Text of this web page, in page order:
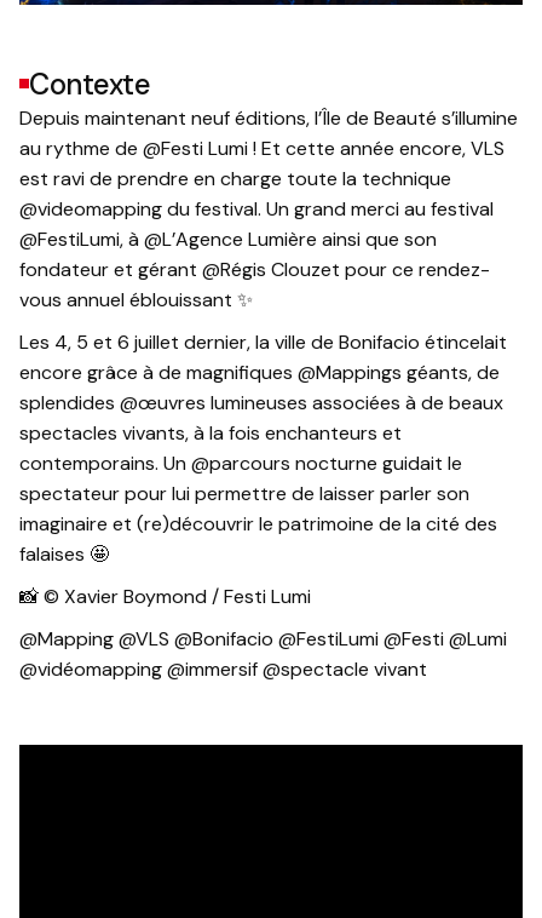
Contexte
Depuis maintenant neuf éditions, l’Île de Beauté s’illumine
au rythme de @Festi Lumi ! Et cette année encore, VLS
est ravi de prendre en charge toute la technique
@videomapping du festival. Un grand merci au festival
@FestiLumi, à @L’Agence Lumière ainsi que son
fondateur et gérant @Régis Clouzet pour ce rendez-
vous annuel éblouissant ✨
Les 4, 5 et 6 juillet dernier, la ville de Bonifacio étincelait
encore grâce à de magnifiques @Mappings géants, de
splendides @œuvres lumineuses associées à de beaux
spectacles vivants, à la fois enchanteurs et
contemporains. Un @parcours nocturne guidait le
spectateur pour lui permettre de laisser parler son
imaginaire et (re)découvrir le patrimoine de la cité des
falaises 🤩
📸 © Xavier Boymond / Festi Lumi
@Mapping @VLS @Bonifacio @FestiLumi @Festi @Lumi
@vidéomapping @immersif @spectacle vivant